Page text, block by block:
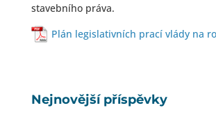
stavebního práva.
Plán legislativních prací vlády na
Nejnovější příspěvky